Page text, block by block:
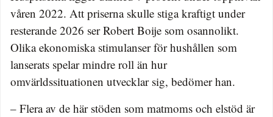
våren 2022. Att priserna skulle stiga kraftigt under
resterande 2026 ser Robert Boije som osannolikt.
Olika ekonomiska stimulanser för hushållen som
lanserats spelar mindre roll än hur
omvärldssituationen utvecklar sig, bedömer han.
– Flera av de här stöden som matmoms och elstöd är